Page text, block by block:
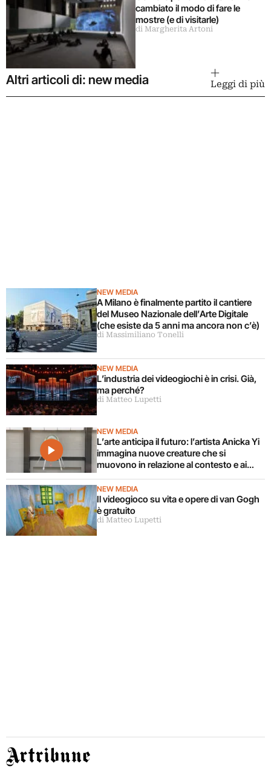
cambiato il modo di fare le
mostre (e di visitarle)
di Margherita Artoni
Altri articoli di: new media Leggi di più
NEW MEDIA
A Milano è finalmente partito il cantiere
del Museo Nazionale dell’Arte Digitale
(che esiste da 5 anni ma ancora non c’è)
di Massimiliano Tonelli
NEW MEDIA
L’industria dei videogiochi è in crisi. Già,
ma perché?
di Matteo Lupetti
NEW MEDIA
L’arte anticipa il futuro: l’artista Anicka Yi
immagina nuove creature che si
muovono in relazione al contesto e ai
corpi circostanti
NEW MEDIA
Il videogioco su vita e opere di van Gogh
è gratuito
di Matteo Lupetti
Artribune